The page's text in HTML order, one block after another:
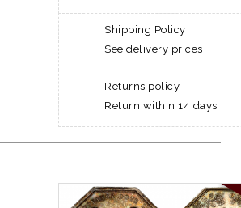
Shipping Policy
See delivery prices
Returns policy
Return within 14 days